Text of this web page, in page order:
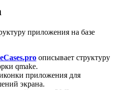
приложения на базе
описывает структуру
qmake.
приложения для
экрана.